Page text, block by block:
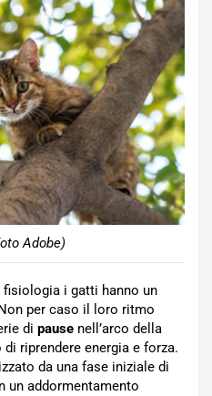
Adobe)
fisiologia i gatti hanno un
per caso il loro ritmo
di pause nell’arco della
riprendere energia e forza.
da una fase iniziale di
un addormentamento